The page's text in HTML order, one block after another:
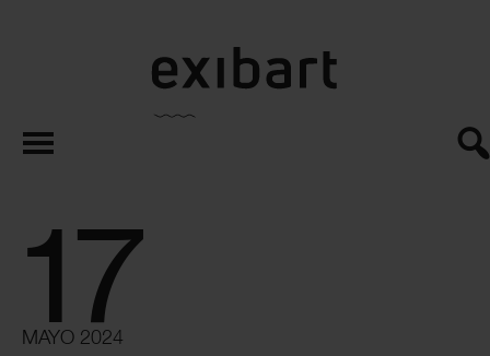
exibart.es
17
MAYO 2024